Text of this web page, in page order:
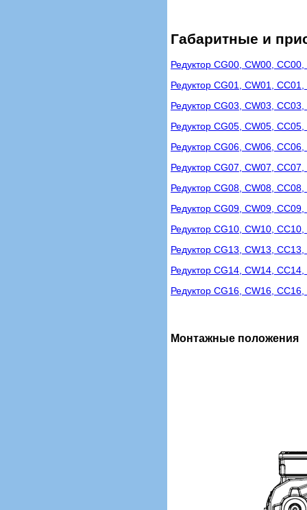
Габаритные и
Редуктор CG00, CW00,
Редуктор CG01, CW01,
Редуктор CG03, CW03,
Редуктор CG05, CW05,
Редуктор CG06, CW06,
Редуктор CG07, CW07,
Редуктор CG08, CW08,
Редуктор CG09, CW09,
Редуктор CG10, CW10,
Редуктор CG13, CW13,
Редуктор CG14, CW14,
Редуктор CG16, CW16,
Монтажные положения